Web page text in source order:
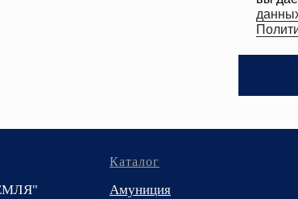
Каталог
Амуниция